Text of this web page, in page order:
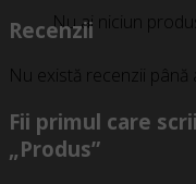
Nu ai niciun
Recenzii
Nu există recenzii până
Fii primul care
„Produs”